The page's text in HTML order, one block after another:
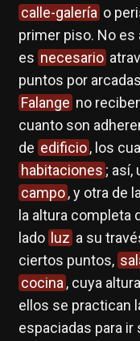
calle-galería o
primer piso. No es
es necesario
puntos por
Falange no
cuanto son
de edificio , los
habitaciones ; así,
campo , y otra de
la altura completa
lado luz a su
ciertos puntos,
cocina , cuya
ellos se practican
espaciadas para ir